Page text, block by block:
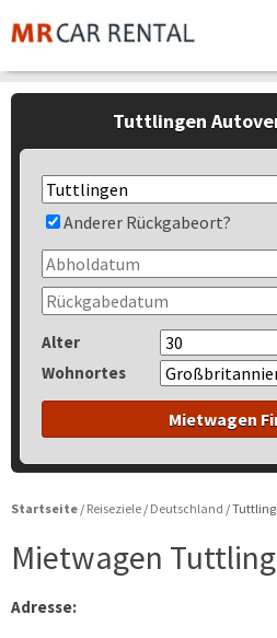
Tuttlingen
Anderer Rückgabeort?
Alter
Wohnortes
Mietwagen
Startseite / Reiseziele / Deutschland /
Mietwagen
Adresse: